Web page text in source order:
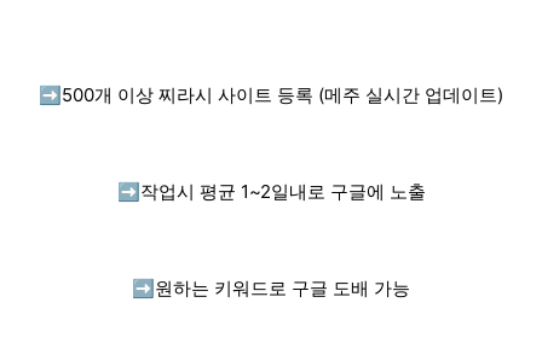
➡️ 500개 이상 찌라시 사이트 등록 (메주 실시간 업데이트)
➡️ 작업시 평균 1~2일내로 구글에 노출
➡️ 원하는 키워드로 구글 도배 가능